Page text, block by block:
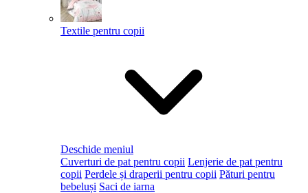
Textile pentru copii
Deschide meniul
Cuverturi de pat pentru copii Lenjerie de pat pentru
copii Perdele și draperii pentru copii Pături pentru
bebeluși Saci de iarna